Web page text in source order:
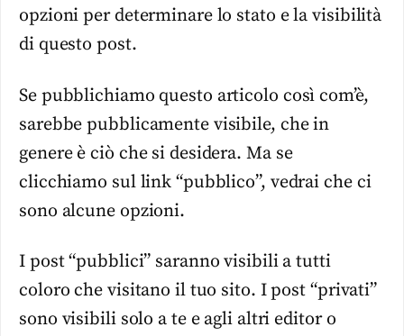
opzioni per determinare lo stato e la visibilità
di questo post.
Se pubblichiamo questo articolo così com’è,
sarebbe pubblicamente visibile, che in
genere è ciò che si desidera. Ma se
clicchiamo sul link “pubblico”, vedrai che ci
sono alcune opzioni.
I post “pubblici” saranno visibili a tutti
coloro che visitano il tuo sito. I post “privati”
sono visibili solo a te e agli altri editor o